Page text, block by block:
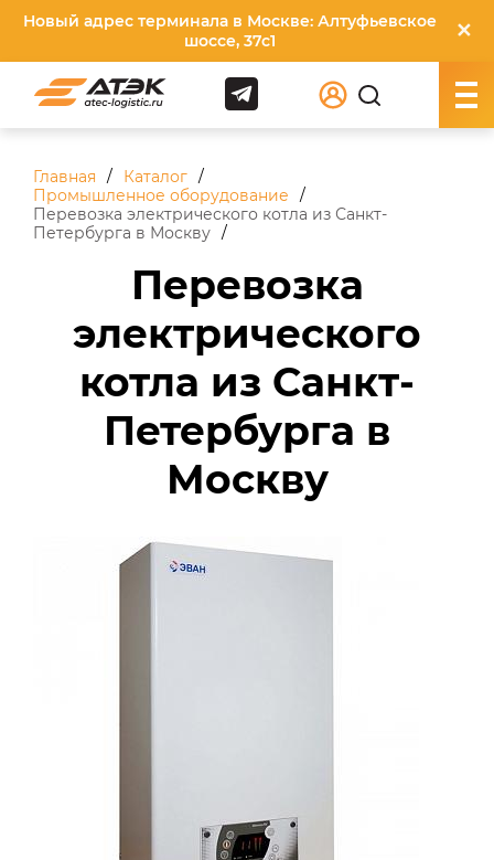
Новый адрес терминала в Москве: Алтуфьевское
шоссе, 37с1
✕
Главная
Каталог
Промышленное оборудование
Перевозка электрического котла из Санкт-
Петербурга в Москву
Перевозка
электрического
котла из Санкт-
Петербурга в
Москву